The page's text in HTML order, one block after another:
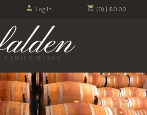
(0) | $0.00
Log In